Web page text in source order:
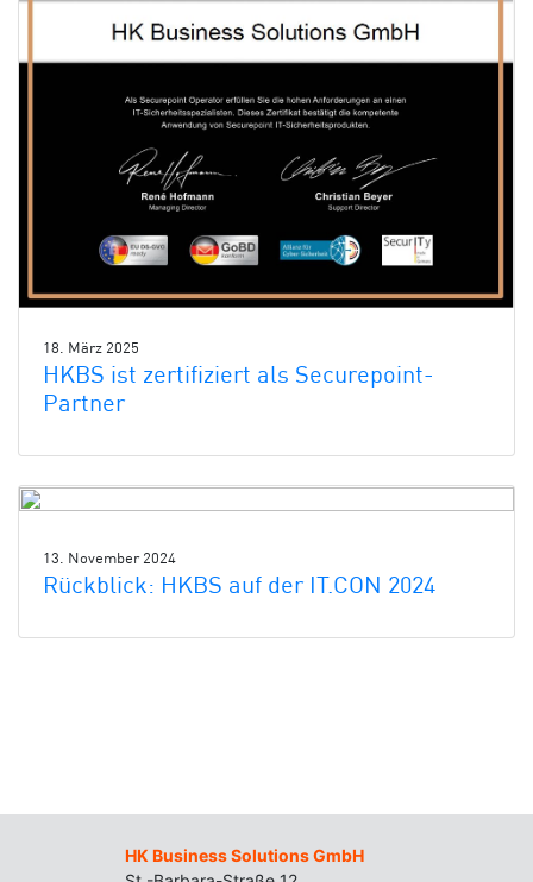
18. März 2025
HKBS ist zertifiziert als Securepoint-
Partner
13. November 2024
Rückblick: HKBS auf der IT.CON 2024
HK Business Solutions GmbH